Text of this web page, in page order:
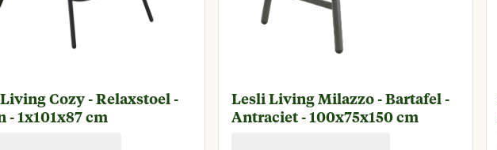
Cozy - Relaxstoel -
- 1x101x87 cm
Lesli Living Milazzo - Bartafel -
Antraciet - 100x75x150 cm